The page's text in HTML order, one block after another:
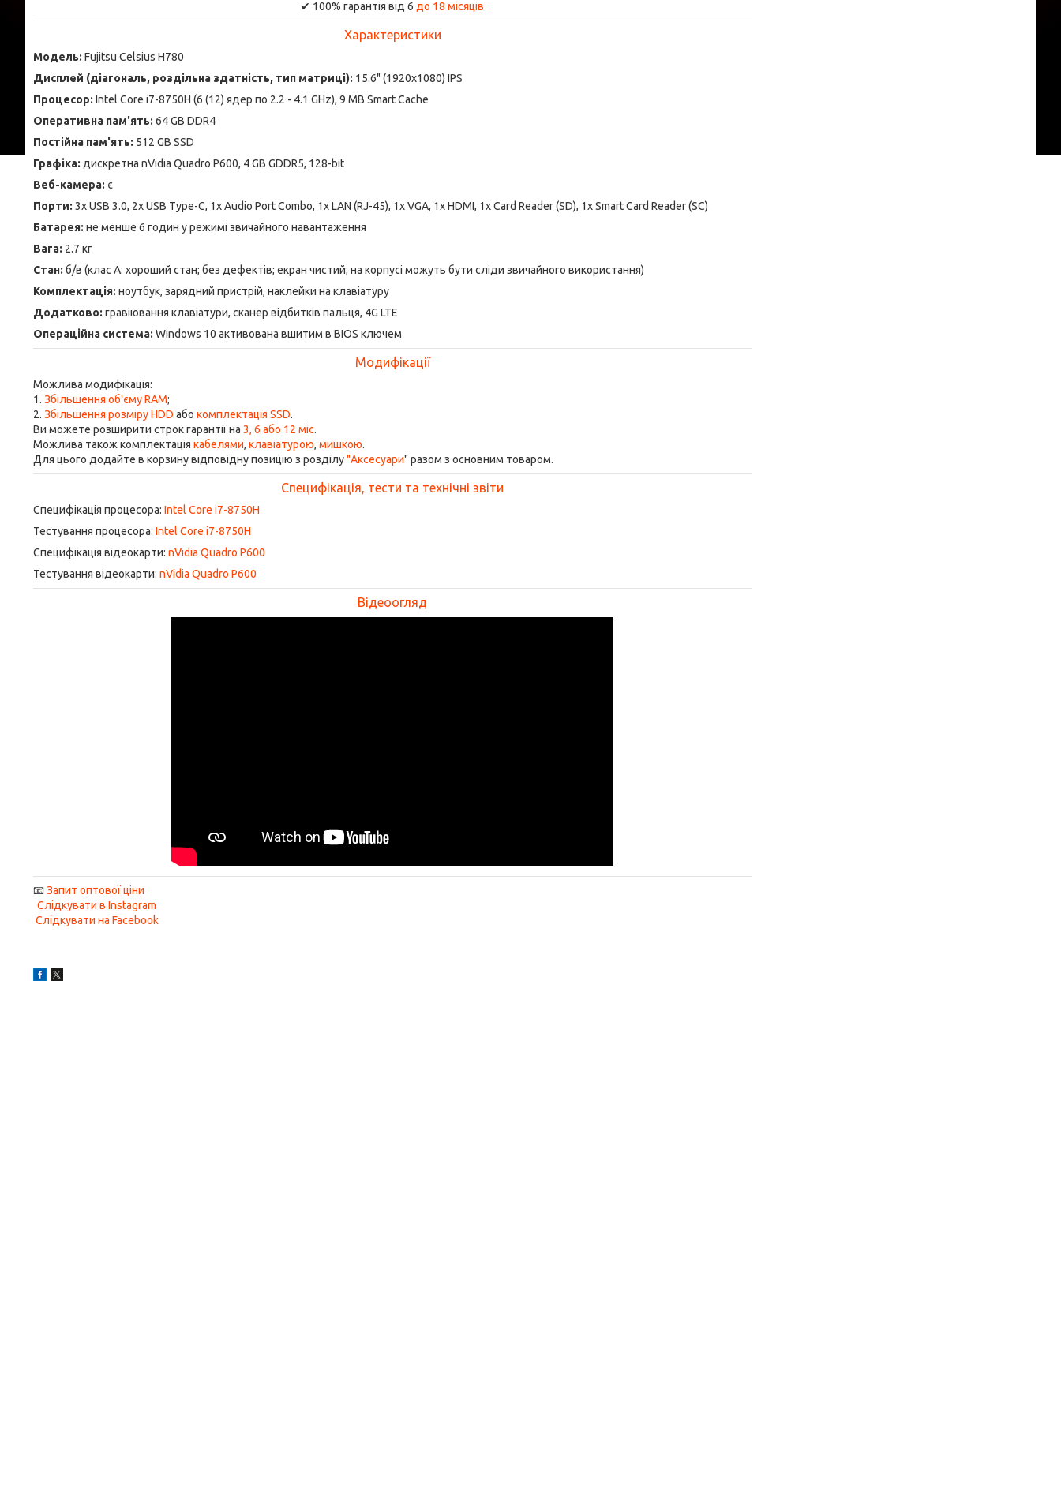
✔ 100% гарантія від 6 до 18 місяців
Характеристики
Модель: Fujitsu Celsius H780
Дисплей (діагональ, роздільна здатність, тип матриці): 15.6" (1920x1080) IPS
Процесор: Intel Core i7-8750H (6 (12) ядер по 2.2 - 4.1 GHz), 9 MB Smart Cache
Оперативна пам'ять: 64 GB DDR4
Постійна пам'ять: 512 GB SSD
Графіка: дискретна nVidia Quadro P600, 4 GB GDDR5, 128-bit
Веб-камера: є
Порти: 3x USB 3.0, 2x USB Type-C, 1x Audio Port Combo, 1x LAN (RJ-45), 1x VGA, 1x HDMI, 1x Card Reader (SD), 1x Smart Card Reader (SC)
Батарея: не менше 6 годин у режимі звичайного навантаження
Вага: 2.7 кг
Стан: б/в (клас А: хороший стан; без дефектів; екран чистий; на корпусі можуть бути сліди звичайного використання)
Комплектація: ноутбук, зарядний пристрій, наклейки на клавіатуру
Додатково: гравіювання клавіатури, сканер відбитків пальця, 4G LTE
Операційна система: Windows 10 активована вшитим в BIOS ключем
Модифікації
Можлива модифікація:
1. Збільшення об'єму RAM;
2. Збільшення розміру HDD або комплектація SSD.
Ви можете розширити строк гарантії на 3, 6 або 12 міс.
Можлива також комплектація кабелями, клавіатурою, мишкою.
Для цього додайте в корзину відповідну позицію з розділу"Аксесуари" разом з основним товаром.
Специфікація, тести та технічні звіти
Специфікація процесора: Intel Core i7-8750H
Тестування процесора: Intel Core i7-8750H
Специфікація відеокарти: nVidia Quadro P600
Тестування відеокарти: nVidia Quadro P600
Відеоогляд
📧Запит оптової ціни
Слідкувати в Instagram
Слідкувати на Facebook